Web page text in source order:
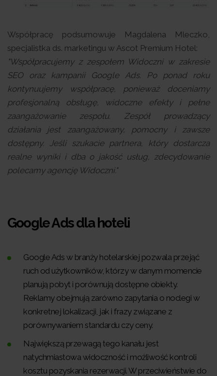
Współpracę podsumowuje Magdalena Mleczko,
specjalistka ds. marketingu w Ascot Premium Hotel:
"Współpracujemy z zespołem Widoczni w zakresie
SEO oraz kampanii Google Ads. Po ponad roku
kontynuujemy współpracę, ponieważ doceniamy
profesjonalną obsługę, widoczne efekty i pełne
zaangażowanie zespołu. Zespół prowadzący
działania jest zaangażowany, pomocny i zawsze
dostępny. Jeśli szukacie partnera, który dostarcza
realne wyniki i dba o jakość usług, zdecydowanie
polecamy agencję Widoczni."
Google Ads dla hoteli
Google Ads w branży hotelarskiej pozwala przejąć
ruch od użytkowników, którzy w danym momencie
planują pobyt i porównują dostępne obiekty.
Reklamy obejmują zarówno zapytania o noclegi w
konkretnej lokalizacji, jak i frazy związane z
porównywaniem standardu czy ceny.
Największą przewagą tego kanału jest
natychmiastowa widoczność i możliwość kontroli
kosztu pozyskania rezerwacji. W przeciwieństwie do